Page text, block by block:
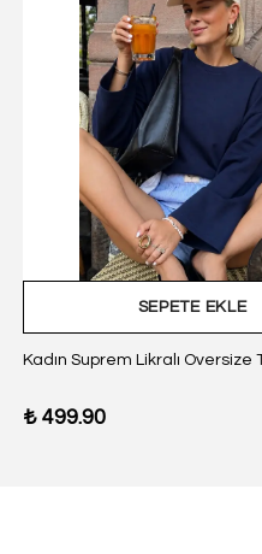
SEPETE EKLE
₺ 499.90